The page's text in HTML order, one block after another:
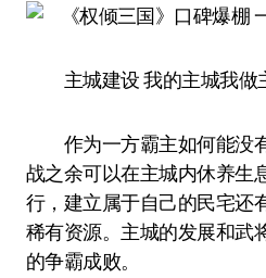
主城建设 我的主城我做
作为一方霸主如何能没
战之余可以在主城内休养生
行，建立属于自己的民宅还
稀有资源。主城的发展和武
的争霸成败。